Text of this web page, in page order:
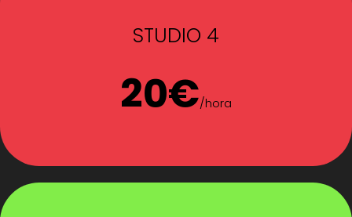
STUDIO 4
20€/hora